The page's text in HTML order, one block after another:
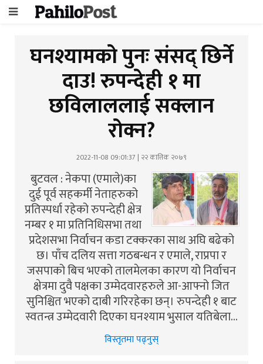
घनश्यामको पुनः संसद् छिर्ने
दाउ! रुपन्देही १ मा
छविलाललाई सक्लान
रोक्न?
2022-11-08 09:01:37 | २२ कात्तिक २०७९
बुटवल : नेकपा (एमाले)का
दुई पूर्व सहकर्मी नेताहरुको
प्रतिस्पर्धा रहेको रुपन्देही क्षेत्र
नम्बर १ मा प्रतिनिधिसभा तथा
प्रदेशसभा निर्वाचन कडा टक्करका साथ अघि बढेको
छ। पाँच दलिय सत्ता गठबन्धन र एमाले, राप्रपा र
जसपाको बिच भएको तालमेलका कारण यो निर्वाचन
क्षेत्रमा दुवै पक्षका उम्मेदवारहरुले आ-आफ्नो जित
सुनिश्चित भएको दाबी गरिरहेका छन्। रुपन्देही १ बाट
स्वतन्त्र उम्मेदवारी दिएका घनश्याम भुसाल यतिबेला…
विस्तृतमा पढ्नुस्